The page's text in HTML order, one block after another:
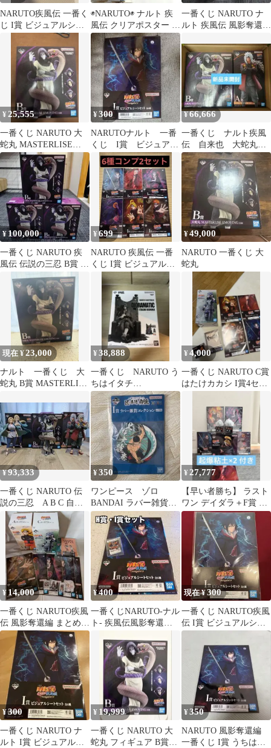
NARUTO疾風伝 一番く
じ I賞 ビジュアルシー
トセット サスケ 大
蛇丸
◉NARUTO◉ ナルト 疾
風伝 クリアポスター タ
オル ステッカー 6点セ
ット
一番くじ NARUTO ナ
ルト 疾風伝 風影奪還編
¥ 25,555
一番くじ NARUTO 大
蛇丸 MASTERLISE
EMOVING
¥300
NARUTOナルト 一番
くじ I賞 ビジュアル
シート うちはサス
ケ 大蛇丸
¥66,666
一番くじ ナルト疾風
伝 自来也 大蛇丸
フィギュア おまけ付き
¥100,000
一番くじ NARUTO 疾
風伝 伝説の三忍 B賞 大
蛇丸 3点セット
¥699
NARUTO 疾風伝 一番
くじ I賞 ビジュアルシ
ートセット 全6種 2セ
ット
¥49,000
NARUTO 一番くじ 大
蛇丸
現在 ¥23,000
ナルト 一番くじ 大
蛇丸 B賞 MASTERLISE
¥38,888
一番くじ NARUTO う
ちはイタチ
DIORAMATIC A賞 半券
付き 暁
¥4,000
一番くじ NARUTO C賞
はたけカカシ I賞4セッ
¥93,333
一番くじ NARUTO 伝
説の三忍 A B C 自来
也 綱手 大蛇丸 セ
ット
¥350
ワンピース ゾロ
BANDAI ラバー雑貨コ
レクション コースター
¥27,777
【早い者勝ち】 ラスト
ワン デイダラ＋F賞 起
爆粘土2体+おまけ
¥ 14,000
一番くじ NARUTO疾風
伝 風影奪還編 まとめ売
り
¥400
一番くじNARUTO-ナル
ト- 疾風伝風影奪還
現在 ¥300
一番くじ NARUTO疾風
伝 I賞 ビジュアルシー
トセット うちはサスケ/
大蛇丸
¥300
一番くじ NARUTO ナ
ルト I賞 ビジュアルシ
¥ 19,999
一番くじ NARUTO 大
蛇丸 フィギュア B賞
¥350
NARUTO 風影奪還編
一番くじ I賞 うちはサ